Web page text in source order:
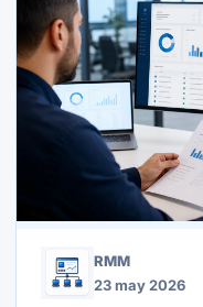
RMM
23 may 2026